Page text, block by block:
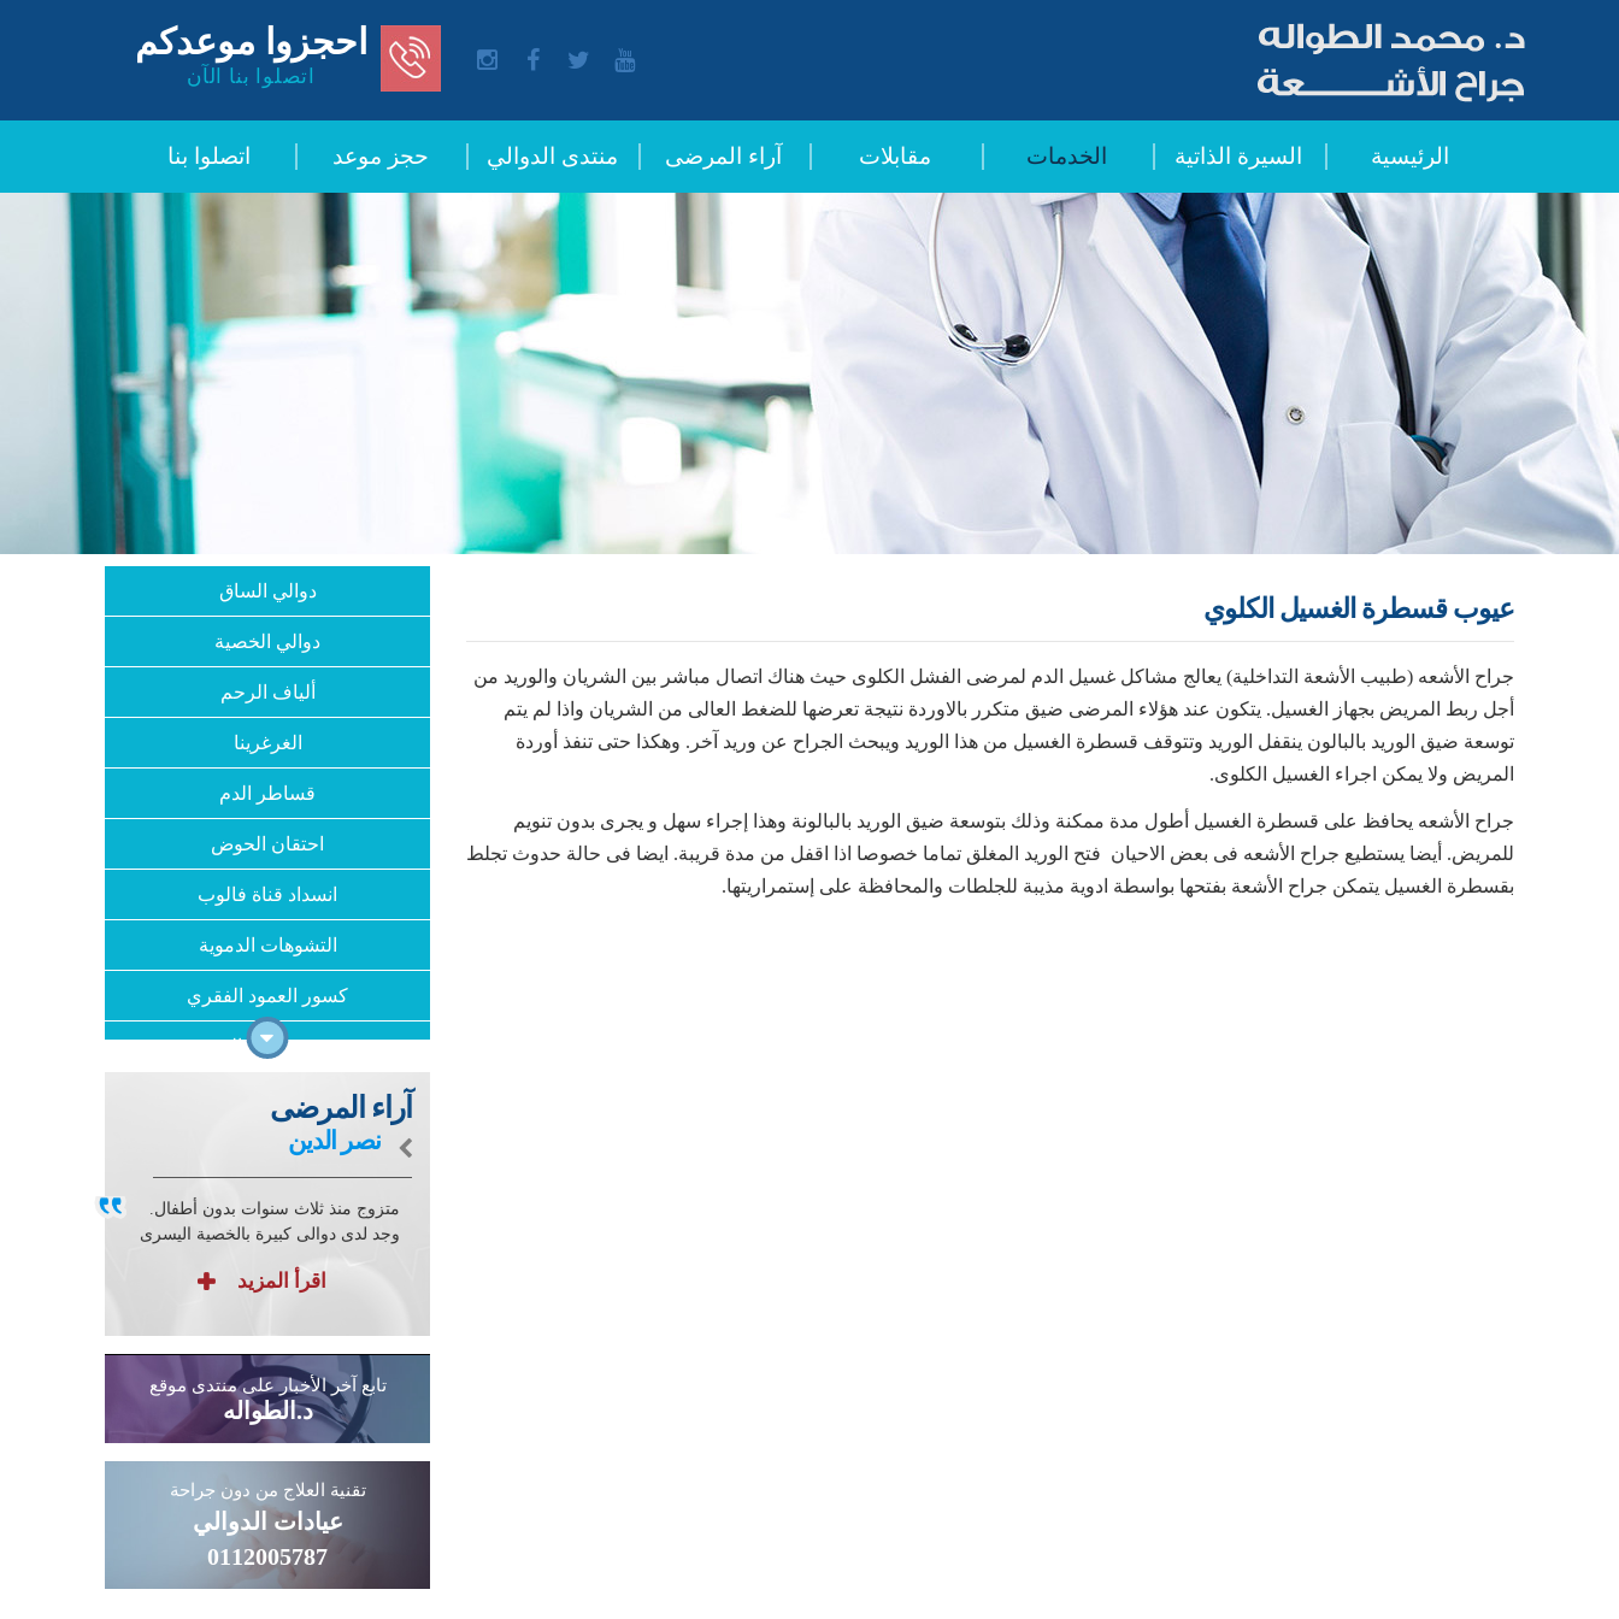
احجزوا موعدكم
اتصلوا بنا الآن
الرئيسية السيرة الذاتية الخدمات مقابلات آراء المرضى منتدى الدوالي حجز موعد اتصلوا بنا
عيوب قسطرة الغسيل الكلوي
جراح الأشعه (طبيب الأشعة التداخلية) يعالج مشاكل غسيل الدم لمرضى الفشل الكلوى حيث هناك اتصال مباشر بين الشريان والوريد من
أجل ربط المريض بجهاز الغسيل. يتكون عند هؤلاء المرضى ضيق متكرر بالاوردة نتيجة تعرضها للضغط العالى من الشريان واذا لم يتم
توسعة ضيق الوريد بالبالون ينقفل الوريد وتتوقف قسطرة الغسيل من هذا الوريد ويبحث الجراح عن وريد آخر. وهكذا حتى تنفذ أوردة
المريض ولا يمكن اجراء الغسيل الكلوى.
جراح الأشعه يحافظ على قسطرة الغسيل أطول مدة ممكنة وذلك بتوسعة ضيق الوريد بالبالونة وهذا إجراء سهل و يجرى بدون تنويم
للمريض. أيضا يستطيع جراح الأشعه فى بعض الاحيان فتح الوريد المغلق تماما خصوصا اذا اقفل من مدة قريبة. ايضا فى حالة حدوث تجلط
بقسطرة الغسيل يتمكن جراح الأشعة بفتحها بواسطة ادوية مذيبة للجلطات والمحافظة على إستمراريتها.
دوالي الساق
دوالي الخصية
ألياف الرحم
الغرغرينا
قساطر الدم
احتقان الحوض
انسداد قناة فالوب
التشوهات الدموية
كسور العمود الفقري
ضيق شريان الرقبة
ارتفاع ضغط الوريد البابي
انسداد الجهاز الهضمي
انسداد القناة المرارية
ضغط الدم
أمراض الكلى والمسالك البولية
عيوب قسطرة الغسيل الكلوي
إظهار/
آراء المرضى
نصر الدين
متزوج منذ ثلاث سنوات بدون أطفال.
وجد لدى دوالى كبيرة بالخصية اليسرى
اقرأ المزيد
Forum
External
Link
تابع آخر الأخبار على منتدى موقع
د.الطواله
Contact
تقنية العلاج من دون جراحة
عيادات الدوالي
0112005787